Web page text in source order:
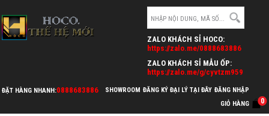
ZALO KHÁCH SỈ HOCO:
https://zalo.me/0888683886
ZALO KHÁCH SỈ MẪU ỐP:
https://zalo.me/g/cyvtzm959
ĐẶT HÀNG NHANH:0888683886 SHOWROOM ĐĂNG KÝ ĐẠI LÝ TẠI ĐÂY ĐĂNG NHẬP
GIỎ HÀNG
0